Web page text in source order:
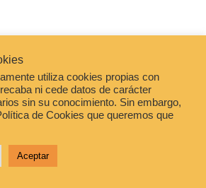
– All rights reserved
utiliza cookies propias con
ni cede datos de carácter
sin su conocimiento. Sin embargo,
de Cookies que queremos que
Aceptar